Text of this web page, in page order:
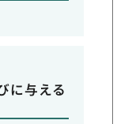
に与える